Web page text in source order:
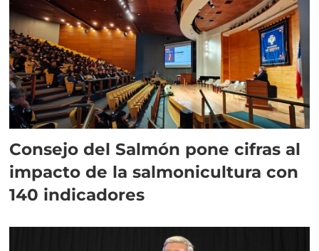
Consejo del Salmón pone cifras al
impacto de la salmonicultura con
140 indicadores